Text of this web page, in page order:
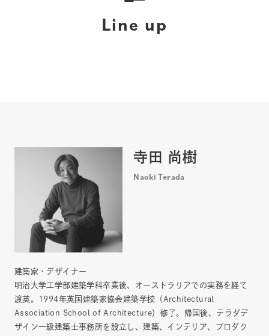
Line up
寺田 尚樹
Naoki Terada
建築家・デザイナー
明治大学工学部建築学科卒業後、オーストラリアでの実務を経て
渡英。1994年英国建築家協会建築学校（Architectural
Association School of Architecture）修了。帰国後、テラダデ
ザイン一級建築士事務所を設立し、建築、インテリア、プロダク